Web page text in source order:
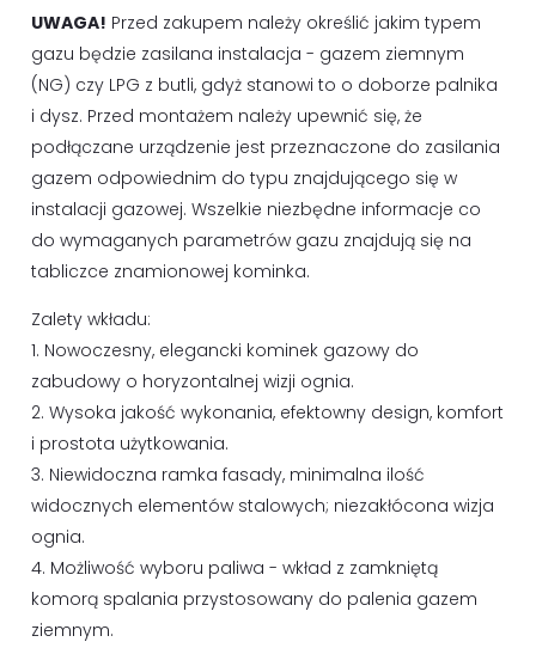
UWAGA! Przed zakupem należy określić jakim typem
gazu będzie zasilana instalacja - gazem ziemnym
(NG) czy LPG z butli, gdyż stanowi to o doborze palnika
i dysz. Przed montażem należy upewnić się, że
podłączane urządzenie jest przeznaczone do zasilania
gazem odpowiednim do typu znajdującego się w
instalacji gazowej. Wszelkie niezbędne informacje co
do wymaganych parametrów gazu znajdują się na
tabliczce znamionowej kominka.
Zalety wkładu:
1. Nowoczesny, elegancki kominek gazowy do
zabudowy o horyzontalnej wizji ognia.
2. Wysoka jakość wykonania, efektowny design, komfort
i prostota użytkowania.
3. Niewidoczna ramka fasady, minimalna ilość
widocznych elementów stalowych; niezakłócona wizja
ognia.
4. Możliwość wyboru paliwa - wkład z zamkniętą
komorą spalania przystosowany do palenia gazem
ziemnym.